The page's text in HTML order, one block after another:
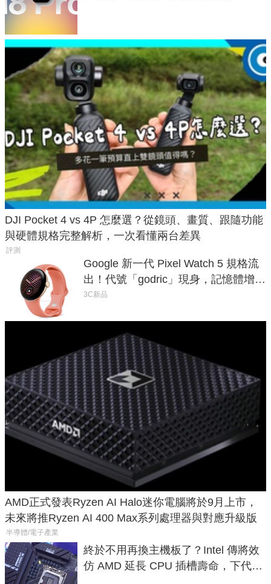
DJI Pocket 4 vs 4P 怎麼選？從鏡頭、畫質、跟隨功能
與硬體規格完整解析，一次看懂兩台差異
評測
Google 新一代 Pixel Watch 5 規格流
出！代號「godric」現身，記憶體增強
鎖定 AI 應用
3C新品
AMD正式發表Ryzen AI Halo迷你電腦將於9月上市，
未來將推Ryzen AI 400 Max系列處理器與對應升級版
半導體/電子產業
終於不用再換主機板了？Intel 傳將效
仿 AMD 延長 CPU 插槽壽命，下代